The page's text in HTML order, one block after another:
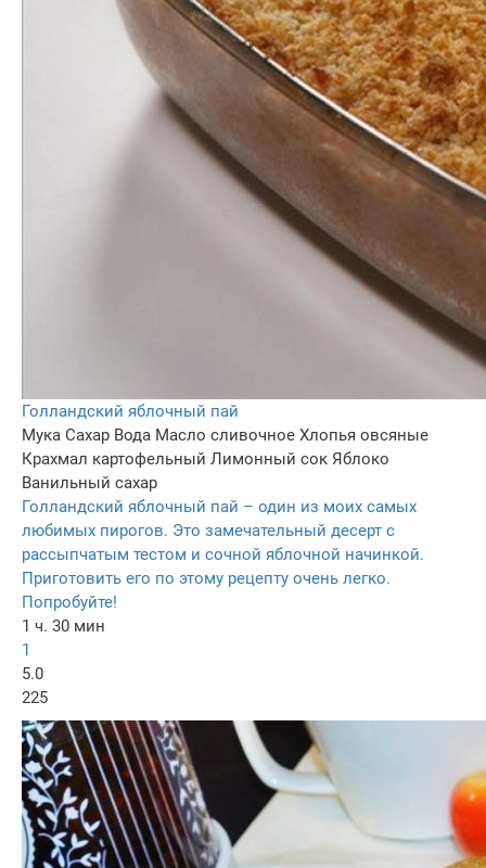
Голландский яблочный пай
Мука Сахар Вода Масло сливочное Хлопья овсяные
Крахмал картофельный Лимонный сок Яблоко
Ванильный сахар
Голландский яблочный пай – один из моих самых
любимых пирогов. Это замечательный десерт с
рассыпчатым тестом и сочной яблочной начинкой.
Приготовить его по этому рецепту очень легко.
Попробуйте!
1 ч. 30 мин
1
5.0
225